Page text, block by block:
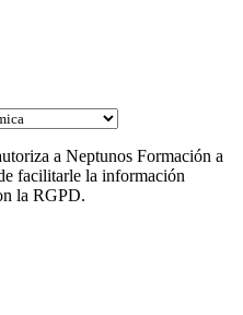
a Neptunos Formación a
facilitarle la información
la RGPD.